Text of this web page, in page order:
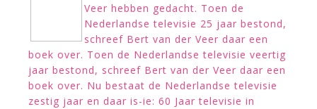
Veer hebben gedacht. Toen de
Nederlandse televisie 25 jaar bestond,
schreef Bert van der Veer daar een
boek over. Toen de Nederlandse televisie veertig
jaar bestond, schreef Bert van der Veer daar een
boek over. Nu bestaat de Nederlandse televisie
zestig jaar en daar is-ie: 60 Jaar televisie in